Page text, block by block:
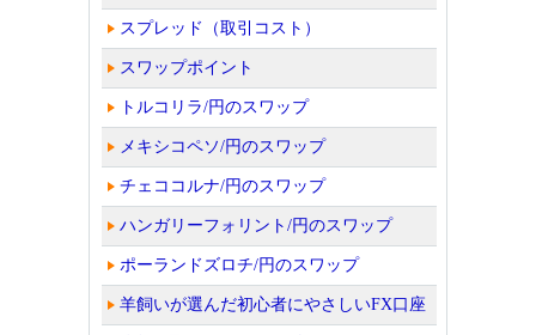
スプレッド（取引コスト）
スワップポイント
トルコリラ/円のスワップ
メキシコペソ/円のスワップ
チェココルナ/円のスワップ
ハンガリーフォリント/円のスワップ
ポーランドズロチ/円のスワップ
羊飼いが選んだ初心者にやさしいFX口座